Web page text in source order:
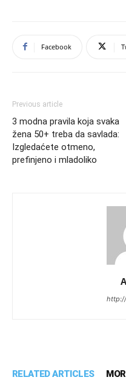
Facebook
Previous article
3 modna pravila koja svaka
žena 50+ treba da savlada:
Izgledaćete otmeno,
prefinjeno i mladoliko
RELATED ARTICLES